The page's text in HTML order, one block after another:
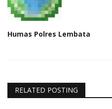
Humas Polres Lembata
RELATED POSTING